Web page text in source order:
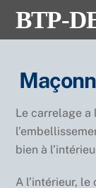
BTP-
Le carrelage
bien à
A l’intérieur,